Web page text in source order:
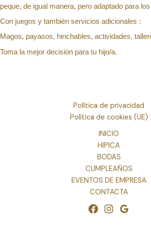
peque, de igual manera, pero adaptado para
Con juegos y también servicios adicionales :
Magos, payasos, hinchables, actividades,
Toma la mejor decisión para tu hijo/a.
Política de privacidad
Política de cookies (UE)
INICIO
HIPICA
BODAS
CUMPLEAÑOS
EVENTOS DE EMPRESA
CONTACTA